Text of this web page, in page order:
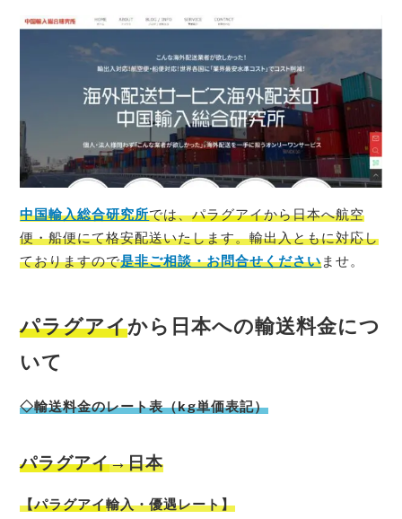
中国輸入総合研究所では、パラグアイから日本へ航空
便・船便にて格安配送いたします。輸出入ともに対応し
ておりますので是非ご相談・お問合せくださいませ。
パラグアイから日本への輸送料金につ
いて
◇輸送料金のレート表（kg単価表記）
パラグアイ→日本
【パラグアイ輸入・優遇レート】